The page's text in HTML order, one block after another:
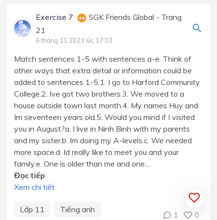
Exercise 7
SGK Friends Global - Trang
21
6 tháng 11 2023 lúc 17:03
Match sentences 1-5 with sentences a-e. Think of
other ways that extra detail or information could be
added to sentences 1-5.1. I go to Harford Community
College.2. Ive got two brothers.3. We moved to a
house outside town last month.4. My names Huy and
Im seventeen years old.5. Would you mind if I visited
you in August?a. I live in Ninh Binh with my parents
and my sister.b. Im doing my A-levels.c. We needed
more space.d. Id really like to meet you and your
family.e. One is older than me and one...
Đọc tiếp
Xem chi tiết
Lớp 11 Tiếng anh
1 0